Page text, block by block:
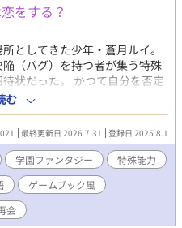
をする？
としてきた少年・蒼月ルイ。
（バグ）を持つ者が集う特殊
状だった。 かつて自分を否定
に入学したルイを待っていた
と、物理法則を無視する「バ
でルイは、宿敵であり初恋の相
。 かつては「Team L.R.」とし
かし再会した理央は、バグス
ゆる感情を「排除すべきエラ
貌していた。 ルイは「SE（シ
する生徒たちの心をデバッグ
出鬼没のバグを持つ同居人・
む
最終更新日 2026.7.31 登録日 2025.8.1
学園ファンタジー
特殊能力
ゲームブック風
会